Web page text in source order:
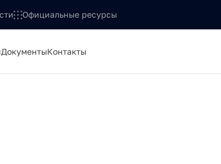
Официальные ресурсы
ДокументыКонтакты